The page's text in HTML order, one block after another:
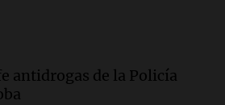
solicitará informe
mortal en edificio
antidrogas de la Policía